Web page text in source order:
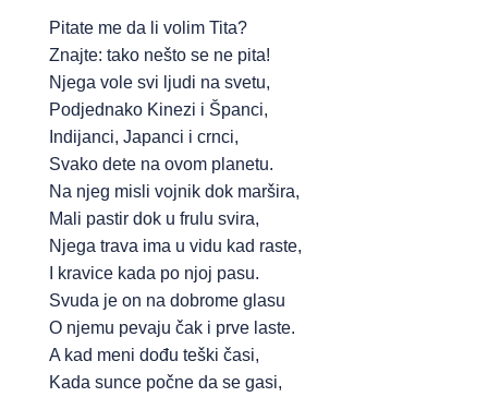
Pitate me da li volim Tita?
Znajte: tako nešto se ne pita!
Njega vole svi ljudi na svetu,
Podjednako Kinezi i Španci,
Indijanci, Japanci i crnci,
Svako dete na ovom planetu.
Na njeg misli vojnik dok maršira,
Mali pastir dok u frulu svira,
Njega trava ima u vidu kad raste,
I kravice kada po njoj pasu.
Svuda je on na dobrome glasu
O njemu pevaju čak i prve laste.
A kad meni dođu teški časi,
Kada sunce počne da se gasi,